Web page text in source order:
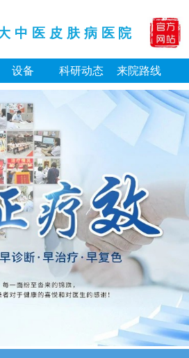
中医皮肤病医院
设备 科研动态 来院路线